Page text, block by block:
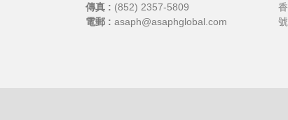
傳真 : (852) 2357-5809
電郵 : asaph@asaphglobal.com